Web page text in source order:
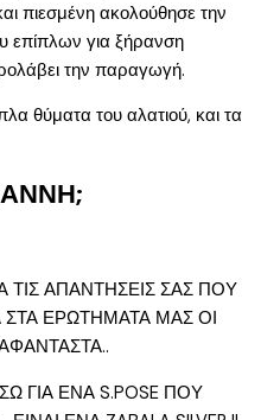
πιεσμένη ακολούθησε την
επίπλων για ξήρανση
την παραγωγή.
θύματα του αλατιού, και τα
ΤΙΣ ΑΠΑΝΤΗΣΕΙΣ ΣΑΣ ΠΟΥ
ΕΡΩΤΗΜΑΤΑ ΜΑΣ ΟΙ
ΓΙΑ ΕΝΑ S.POSE ΠΟΥ